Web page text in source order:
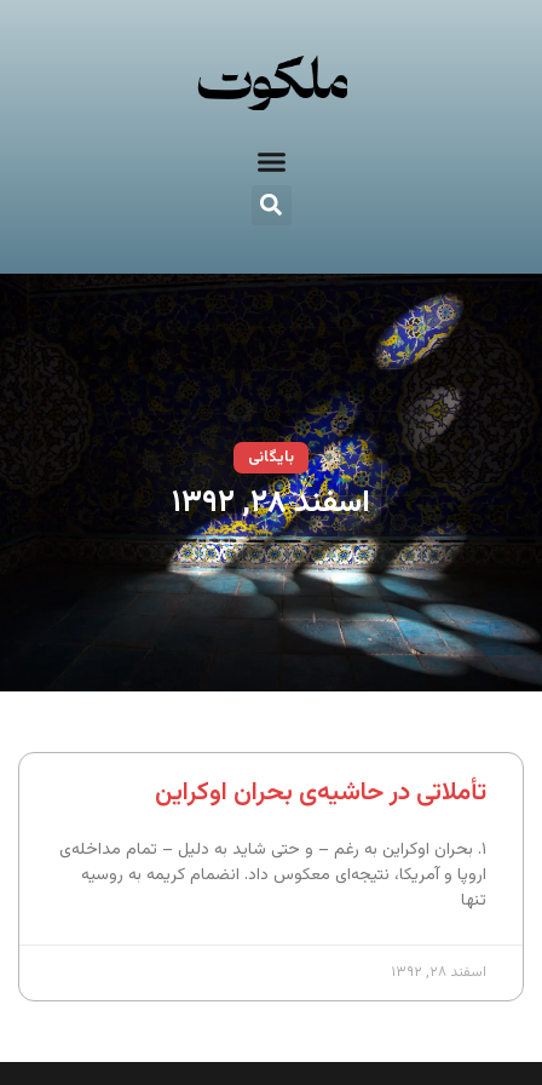
بایگانی
اسفند ۲۸, ۱۳۹۲
تأملاتی در حاشیه‌ی بحران اوکراین
۱. بحران اوکراین به رغم – و حتی شاید به دلیل – تمام مداخله‌ی
اروپا و آمریکا، نتیجه‌ای معکوس داد. انضمام کریمه به روسیه
تنها
اسفند ۲۸, ۱۳۹۲